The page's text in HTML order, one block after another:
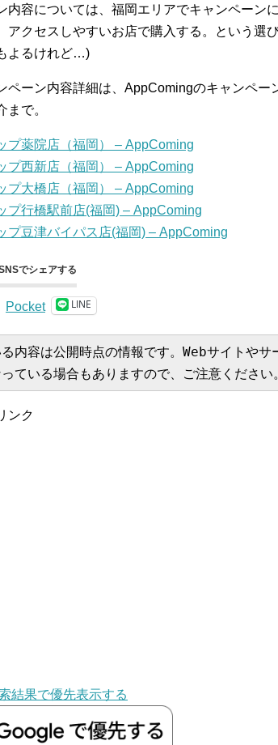
内容については、福岡エリアでキャンペーン
アクセスしやすいお店で購入する。という選
よるけれど…)
ペーン内容詳細は、AppComingのキャンペー
まで。
プ薬院店（福岡） – AppComing
プ西新店（福岡） – AppComing
プ大橋店（福岡） – AppComing
プ行橋駅前店(福岡) – AppComing
プ豆津バイパス店(福岡) – AppComing
でシェアする
Pocket LINE
内容は公開時点の情報です。Webサイトや
ている場合もありますので、ご注意ください。
ンク
結果で優先表示する